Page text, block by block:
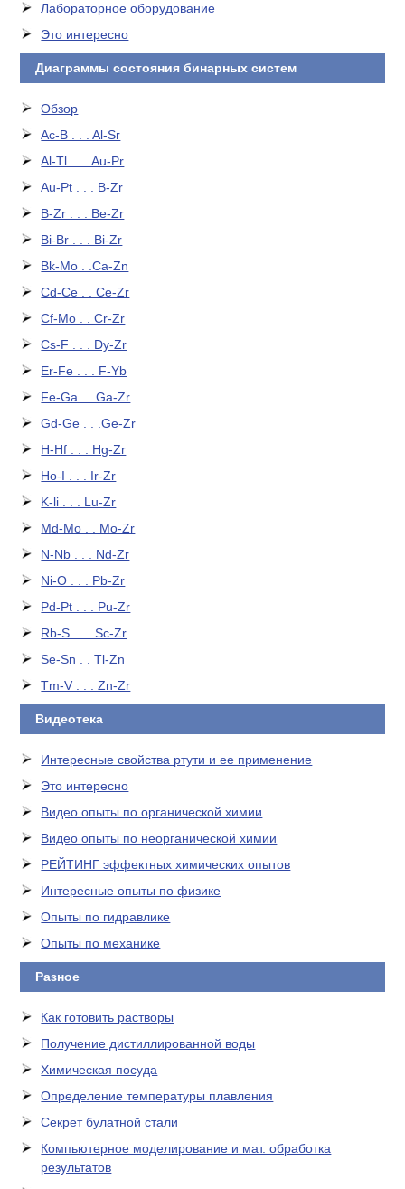
Лабораторное оборудование
Это интересно
Диаграммы состояния бинарных систем
Обзор
Ac-B . . . Al-Sr
Al-Tl . . . Au-Pr
Au-Pt . . . B-Zr
B-Zr . . . Be-Zr
Bi-Br . . . Bi-Zr
Bk-Mo . .Ca-Zn
Cd-Ce . . Ce-Zr
Cf-Mo . . Cr-Zr
Cs-F . . . Dy-Zr
Er-Fe . . . F-Yb
Fe-Ga . . Ga-Zr
Gd-Ge . . .Ge-Zr
H-Hf . . . Hg-Zr
Ho-I . . . Ir-Zr
K-li . . . Lu-Zr
Md-Mo . . Mo-Zr
N-Nb . . . Nd-Zr
Ni-O . . . Pb-Zr
Pd-Pt . . . Pu-Zr
Rb-S . . . Sc-Zr
Se-Sn . . Tl-Zn
Tm-V . . . Zn-Zr
Видеотека
Интересные свойства ртути и ее применение
Это интересно
Видео опыты по органической химии
Видео опыты по неорганической химии
РЕЙТИНГ эффектных химических опытов
Интересные опыты по физике
Опыты по гидравлике
Опыты по механике
Разное
Как готовить растворы
Получение дистиллированной воды
Химическая посуда
Определение температуры плавления
Секрет булатной стали
Компьютерное моделирование и мат. обработка
результатов